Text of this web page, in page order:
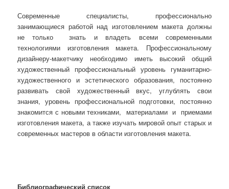
Современные специалисты, профессионально
занимающиеся работой над изготовлением макета должны
не только знать и владеть всеми современными
технологиями изготовления макета. Профессиональному
дизайнеру-макетчику необходимо иметь высокий общий
художественный профессиональный уровень гуманитарно-
художественного и эстетического образования, постоянно
развивать свой художественный вкус, углублять свои
знания, уровень профессиональной подготовки, постоянно
знакомится с новыми техниками, материалами и приемами
изготовления макета, а также изучать мировой опыт старых и
современных мастеров в области изготовления макета.
Библиографический список